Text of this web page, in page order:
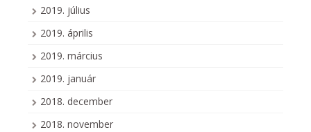
2019. július
2019. április
2019. március
2019. január
2018. december
2018. november